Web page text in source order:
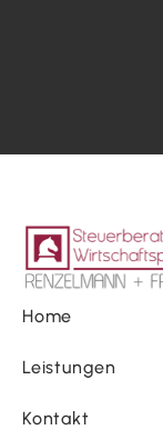
Home
Leistungen
Kontakt